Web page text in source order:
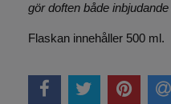
gör doften både
Flaskan innehåller 500 ml.